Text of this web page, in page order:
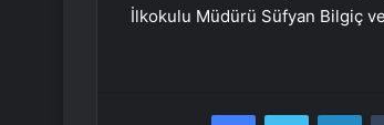
İlkokulu Müdürü Süfyan Bilgiç
FacebookTwitter